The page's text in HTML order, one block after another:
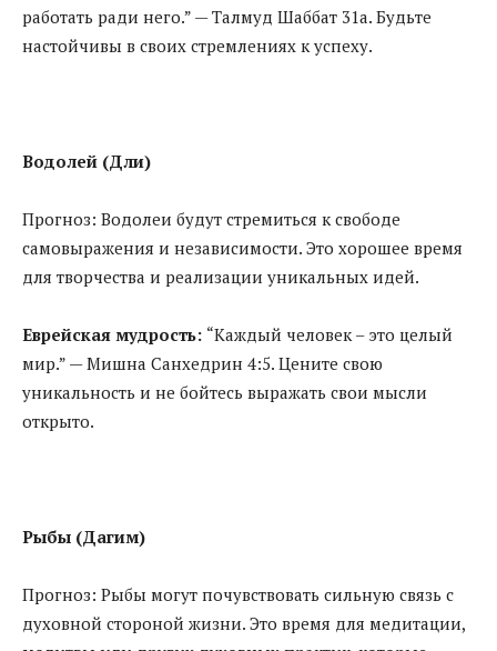
работать ради него.” — Талмуд Шаббат 31a. Будьте
настойчивы в своих стремлениях к успеху.
Водолей (Дли)
Прогноз: Водолеи будут стремиться к свободе
самовыражения и независимости. Это хорошее время
для творчества и реализации уникальных идей.
Еврейская мудрость: “Каждый человек – это целый
мир.” — Мишна Санхедрин 4:5. Цените свою
уникальность и не бойтесь выражать свои мысли
открыто.
Рыбы (Дагим)
Прогноз: Рыбы могут почувствовать сильную связь с
духовной стороной жизни. Это время для медитации,